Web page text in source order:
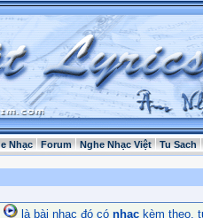
Nhạc Forum Nghe Nhạc Việt Tu Sach
là bài nhạc đó có nhạc kèm theo,